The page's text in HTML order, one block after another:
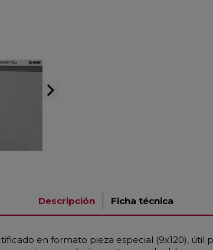
arrow_forward_ios
Descripción Ficha técnica
en formato pieza especial (9x120),